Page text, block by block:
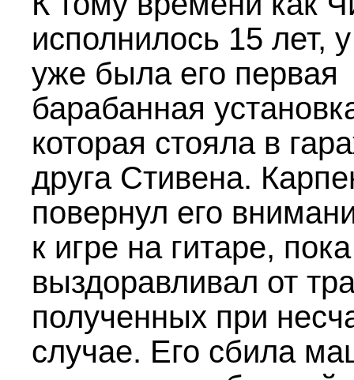
исполнилось 15 лет,
уже была его первая
барабанная
которая стояла в
друга Стивена.
повернул его
к игре на гитаре, пока
выздоравливал от
полученных при
случае. Его сбила